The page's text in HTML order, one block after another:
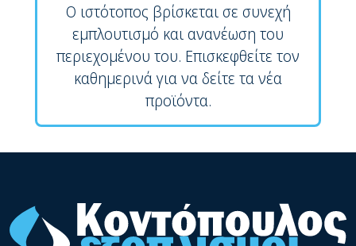
Ο ιστότοπος βρίσκεται σε συνεχή
εμπλουτισμό και ανανέωση του
περιεχομένου του. Επισκεφθείτε τον
καθημερινά για να δείτε τα νέα
προϊόντα.